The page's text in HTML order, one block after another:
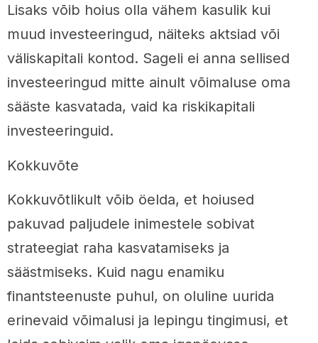
Lisaks võib hoius olla vähem kasulik kui
muud investeeringud, näiteks aktsiad või
väliskapitali kontod. Sageli ei anna sellised
investeeringud mitte ainult võimaluse oma
sääste kasvatada, vaid ka riskikapitali
investeeringuid.
Kokkuvõte
Kokkuvõtlikult võib öelda, et hoiused
pakuvad paljudele inimestele sobivat
strateegiat raha kasvatamiseks ja
säästmiseks. Kuid nagu enamiku
finantsteenuste puhul, on oluline uurida
erinevaid võimalusi ja lepingu tingimusi, et